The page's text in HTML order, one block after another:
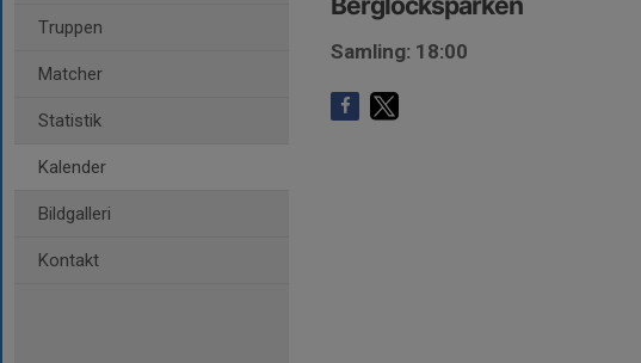
Truppen
Matcher
Statistik
Kalender
Bildgalleri
Kontakt
Samling: 18:00